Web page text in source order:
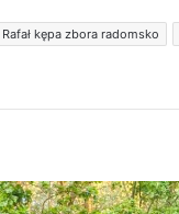
Rafał kępa zbora radomsko